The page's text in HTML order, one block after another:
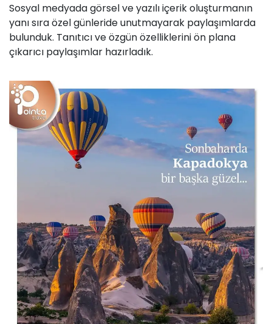
Sosyal medyada görsel ve yazılı içerik oluşturmanın
yanı sıra özel günleride unutmayarak paylaşımlarda
bulunduk. Tanıtıcı ve özgün özelliklerini ön plana
çıkarıcı paylaşımlar hazırladık.